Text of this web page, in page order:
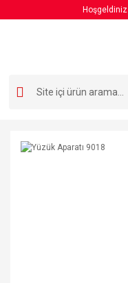
Hoşgeldiniz